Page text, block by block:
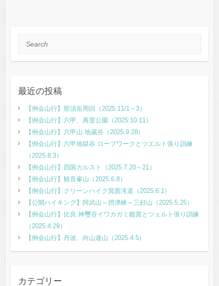
Search
最近の投稿
【例会山行】那須岳周回（2025.11/1～3）
【例会山行】六甲、再度公園（2025.10.11）
【例会山行】六甲山.地蔵谷（2025.9.28）
【例会山行】六甲地獄谷.ロープワークとツエルト張り訓練
（2025.8.3）
【例会山行】四国カルスト（2025.7.20～21）
【例会山行】観音峯山（2025.6.8）
【例会山行】クリーンハイク箕面滝道（2025.6.1）
【公開ハイキング】阿武山～摂津峡～三好山（2025.5.25）
【例会山行】比良.神璽谷イワカガミ鑑賞とツェルト張り訓練
（2025.4.29）
【例会山行】丹波、向山連山（2025.4.5）
カテゴリー